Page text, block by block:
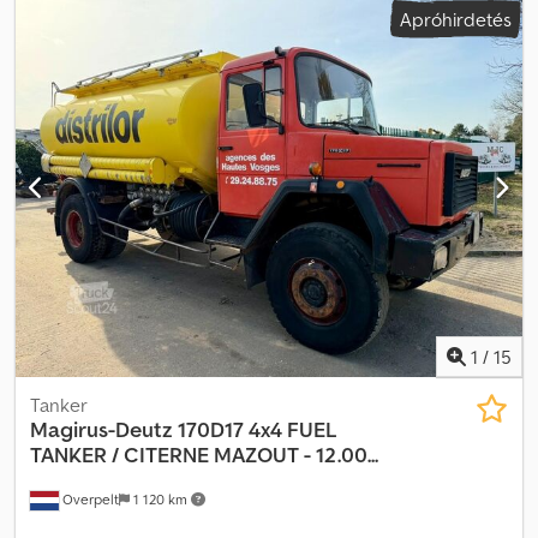
nappali fülke,
mechanikai, felfüggesztés:acél
, teljes
6 500 mm, Felszereltség:összkerékhajtás
, Ajánlatunk nem
kötelező érvényű – a változtatás és a közbenső értékesítés jogát
fenntartjuk – az eladás mindenféle garancia kizárásával történik –
minden adat tájékoztató jellegű, garancia nélkül! Dkjdpfswm
Nudex Amhjr
Apróhirdetés
1 / 15
Overpelt 1 120 km
Tanker
Magirus-Deutz 170D17 4x4 FUEL
TANKER / CITERNE MAZOUT - 12.00...